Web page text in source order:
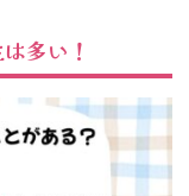
多い！